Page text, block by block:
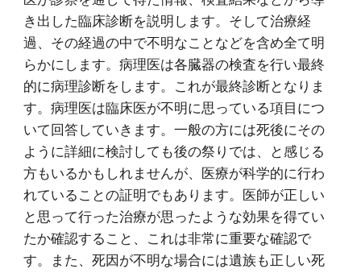
き出した臨床診断を説明します。そして治療経
過、その経過の中で不明なことなどを含め全て明
らかにします。病理医は各臓器の検査を行い最終
的に病理診断をします。これが最終診断となりま
す。病理医は臨床医が不明に思っている項目につ
いて回答していきます。一般の方には死後にその
ように詳細に検討しても後の祭りでは、と感じる
方もいるかもしれませんが、医療が科学的に行わ
れていることの証明でもあります。医師が正しい
と思って行った治療が思ったような効果を得てい
たか確認すること、これは非常に重要な確認で
す。また、死因が不明な場合には遺族も正しい死